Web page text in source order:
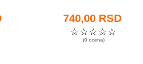
740,00 RSD
☆
☆
☆
☆
☆
(0 ocena)